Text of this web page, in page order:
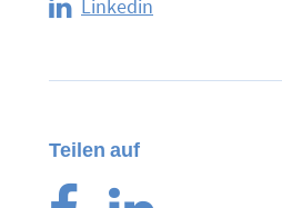
Linkedin
Teilen auf